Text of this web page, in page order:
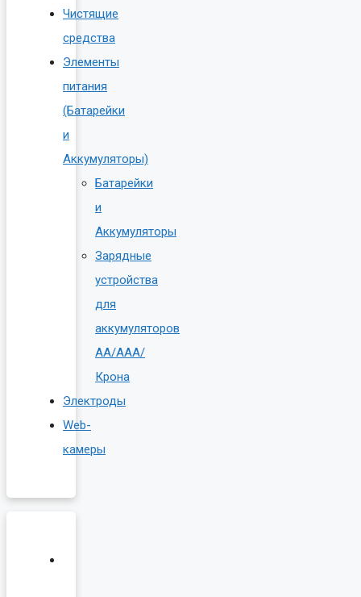
Чистящие
средства
Элементы
питания
(Батарейки
и
Аккумуляторы)
Батарейки
и
Аккумуляторы
Зарядные
устройства
для
аккумуляторов
AA/AAA/
Крона
Электроды
Web-
камеры